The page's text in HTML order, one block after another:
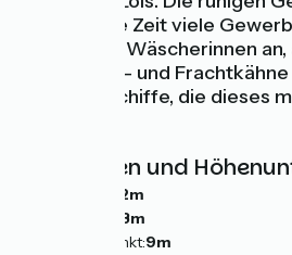
zogen lange Zeit viele
Gerber und Wäscherinnen
die Schlepp- und
Transportschiffe, die dieses
Steigungen und
32m
73m
Tiefster Punkt:9m